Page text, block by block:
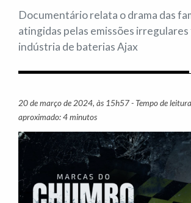
Documentário relata o drama das
atingidas pelas emissões
indústria de baterias Ajax
20 de março de 2024, às 15h57 - Tempo de leitura
aproximado: 4 minutos